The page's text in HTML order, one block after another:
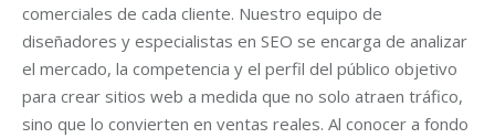
comerciales de cada cliente. Nuestro equipo de
diseñadores y especialistas en SEO se encarga de analizar
el mercado, la competencia y el perfil del público objetivo
para crear sitios web a medida que no solo atraen tráfico,
sino que lo convierten en ventas reales. Al conocer a fondo